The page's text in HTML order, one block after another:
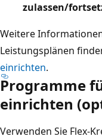
zulassen/
Weitere
Leistungsplänen
einrichten.
Programme
einrichten
Verwenden Sie Flex-